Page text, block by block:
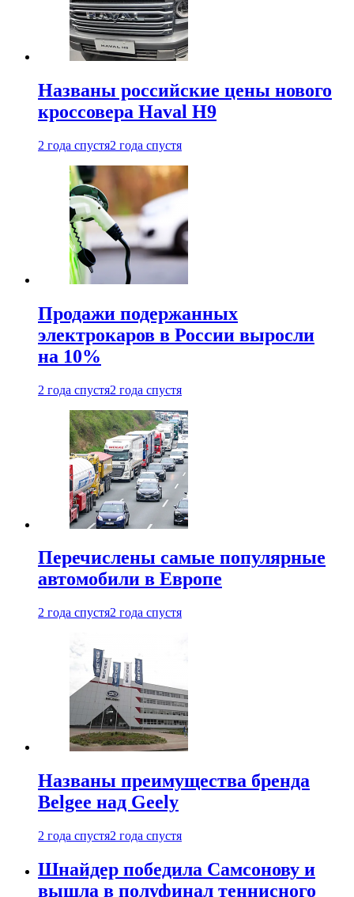
Названы российские цены нового
кроссовера Haval H9
2 года спустя2 года спустя
Продажи подержанных
электрокаров в России выросли
на 10%
2 года спустя2 года спустя
Перечислены самые популярные
автомобили в Европе
2 года спустя2 года спустя
Названы преимущества бренда
Belgee над Geely
2 года спустя2 года спустя
Шнайдер победила Самсонову и
вышла в полуфинал теннисного